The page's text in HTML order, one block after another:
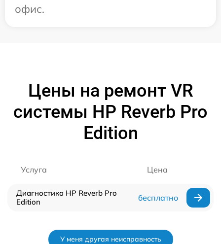
офис.
Цены на ремонт VR
системы HP Reverb Pro
Edition
Услуга Цена
Диагностика HP Reverb Pro
Edition
бесплатно
У меня другая неисправность